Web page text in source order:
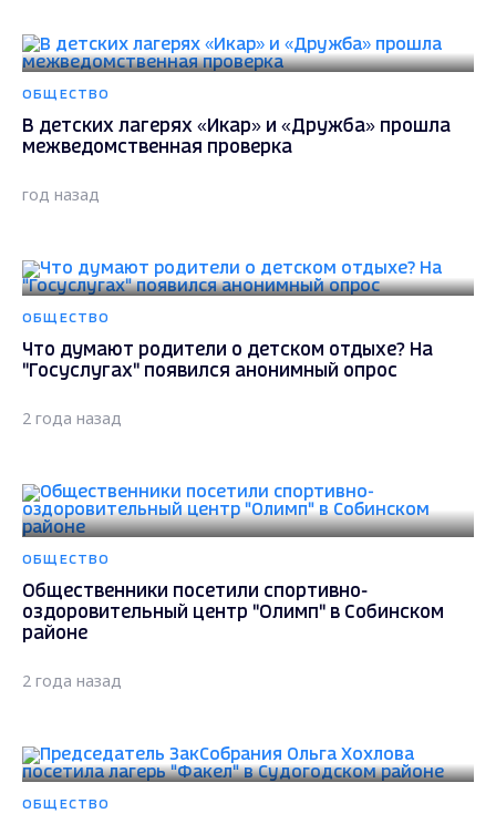
ОБЩЕСТВО
В детских лагерях «Икар» и «Дружба» прошла
межведомственная проверка
год назад
ОБЩЕСТВО
Что думают родители о детском отдыхе? На
"Госуслугах" появился анонимный опрос
2 года назад
ОБЩЕСТВО
Общественники посетили спортивно-
оздоровительный центр "Олимп" в Собинском
районе
2 года назад
ОБЩЕСТВО